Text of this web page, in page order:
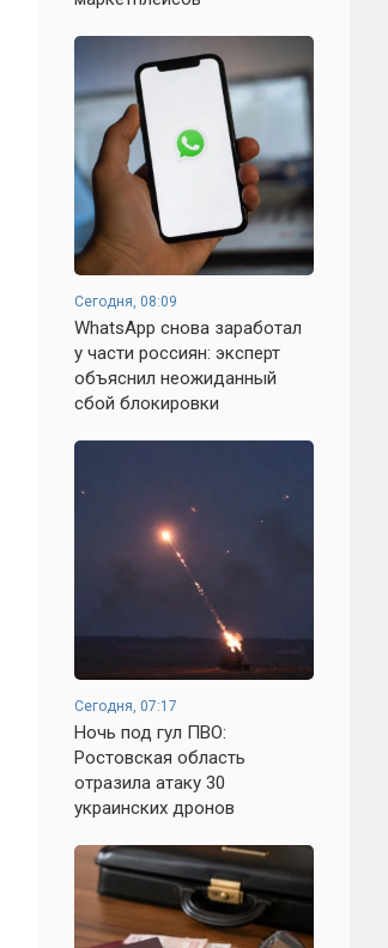
Сегодня, 08:09
WhatsApp снова заработал
у части россиян: эксперт
объяснил неожиданный
сбой блокировки
Сегодня, 07:17
Ночь под гул ПВО:
Ростовская область
отразила атаку 30
украинских дронов